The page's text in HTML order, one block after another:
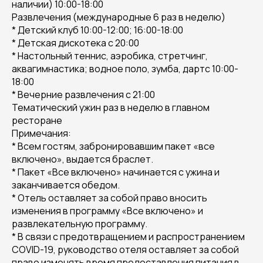
наличии) 10:00-18:00
Развлечения (международные 6 раз в неделю)
* Детский клуб 10:00-12:00; 16:00-18:00
* Детская дискотека с 20:00
* Настольный теннис, аэробика, стретчинг,
аквагимнастика; водное поло, зумба, дартс 10:00-
18:00
* Вечерние развлечения с 21:00
Тематический ужин раз в неделю в главном
ресторане
Примечания:
* Всем гостям, забронировавшим пакет «все
включено», выдается браслет.
* Пакет «Все включено» начинается с ужина и
заканчивается обедом.
* Отель оставляет за собой право вносить
изменения в программу «Все включено» и
развлекательную программу.
* В связи с предотвращением и распространением
COVID-19, руководство отеля оставляет за собой